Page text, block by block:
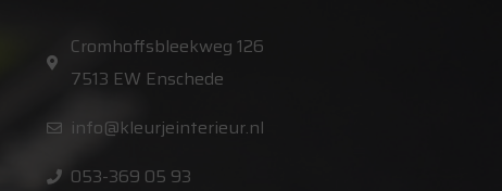
Cromhoffsbleekweg 126
7513 EW Enschede
info@kleurjeinterieur.nl
053-369 05 93